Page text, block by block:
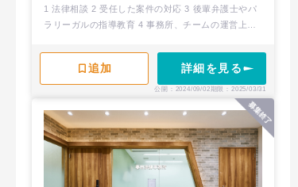
1 法律相談 2 受任した案件の対応 3 後輩弁護士やパ
ラリーガルの指導教育 4 事務所、チームの運営上必
詳細を見る
公開：2024/09/02期限：2025/03/31